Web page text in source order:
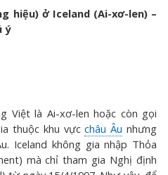
hiệu) ở Iceland (Ai-xơ-len) –
ý
Việt là Ai-xơ-len hoặc còn gọi
thuộc khu vựcchâu Âu nhưng
Iceland không gia nhập Thỏa
mà chỉ tham gia Nghị định